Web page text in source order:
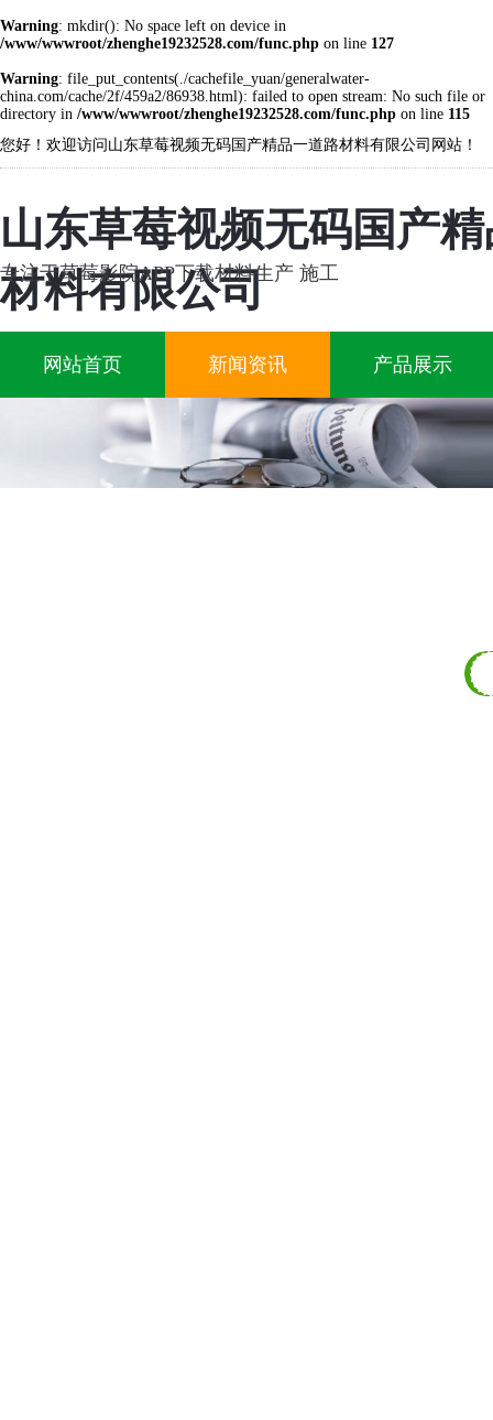
Warning: mkdir(): No space left on device in
/www/wwwroot/zhenghe19232528.com/func.php on line 127
Warning: file_put_contents(./cachefile_yuan/generalwater-
china.com/cache/2f/459a2/86938.html): failed to open stream: No such file or
directory in /www/wwwroot/zhenghe19232528.com/func.php on line 115
您好！欢迎访问山东草莓视频无码国产精品一道路材料有限公司网站！
山东草莓视频无码国产
材料有限公司
专注于草莓影院APP下载材料生产 施工
网站首页 新闻资讯 产品展示